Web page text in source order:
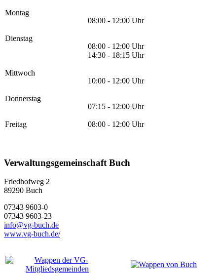
Montag
08:00 - 12:00 Uhr
Dienstag
08:00 - 12:00 Uhr
14:30 - 18:15 Uhr
Mittwoch
10:00 - 12:00 Uhr
Donnerstag
07:15 - 12:00 Uhr
Freitag 08:00 - 12:00 Uhr
Verwaltungsgemeinschaft Buch
Friedhofweg 2
89290 Buch
07343 9603-0
07343 9603-23
info@vg-buch.de
www.vg-buch.de/